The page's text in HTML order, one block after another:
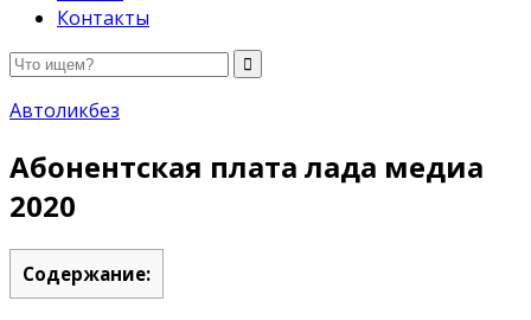
Контакты
Автоликбез
Абонентская плата лада медиа
2020
Содержание: